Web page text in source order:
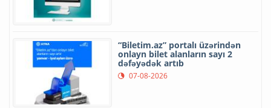
“Biletim.az” portalı üzərindən
onlayn bilet alanların sayı 2
dəfəyədək artıb
07-08-2026